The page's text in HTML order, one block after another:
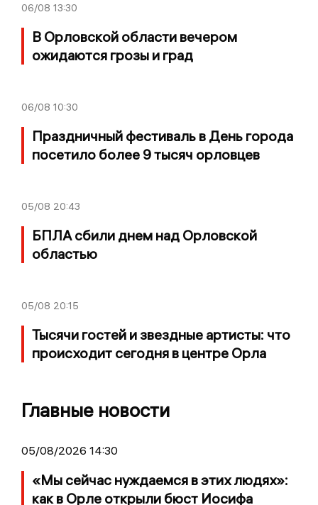
06/08 13:30
В Орловской области вечером
ожидаются грозы и град
06/08 10:30
Праздничный фестиваль в День города
посетило более 9 тысяч орловцев
05/08 20:43
БПЛА сбили днем над Орловской
областью
05/08 20:15
Тысячи гостей и звездные артисты: что
происходит сегодня в центре Орла
Главные новости
05/08/2026 14:30
«Мы сейчас нуждаемся в этих людях»:
как в Орле открыли бюст Иосифа